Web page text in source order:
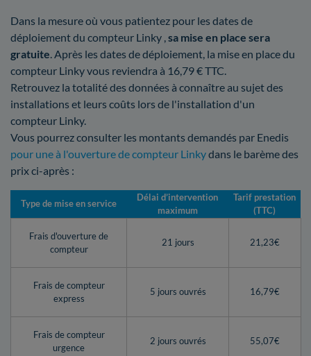
Dans la mesure où vous patientez pour les dates de
déploiement du compteur Linky ,sa mise en place sera
gratuite. Après les dates de déploiement, la mise en place du
compteur Linky vous reviendra à 16,79 € TTC.
Retrouvez la totalité des données à connaître au sujet des
installations et leurs coûts lors de l'installation d'un
compteur Linky.
Vous pourrez consulter les montants demandés par Enedis
pour une à l'ouverture de compteur Linkydans le barème des
prix ci-après :
Type de mise en service
Délai d’intervention
maximum
Tarif prestation
(TTC)
Frais d'ouverture de
compteur
21 jours 21,23€
Frais de compteur
express
5 jours ouvrés 16,79€
Frais de compteur
urgence
2 jours ouvrés 55,07€